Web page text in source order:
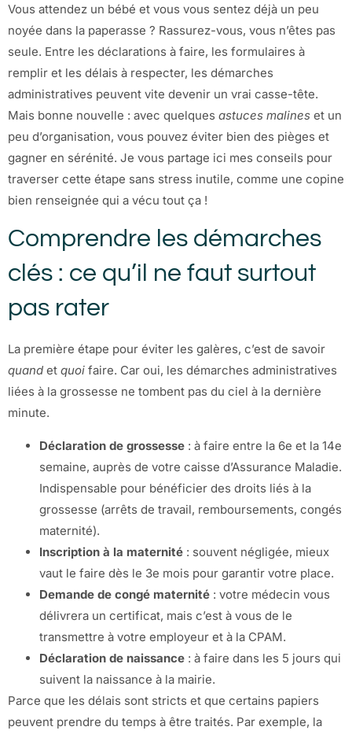
Vous attendez un bébé et vous vous sentez déjà un peu
noyée dans la paperasse ? Rassurez-vous, vous n’êtes pas
seule. Entre les déclarations à faire, les formulaires à
remplir et les délais à respecter, les démarches
administratives peuvent vite devenir un vrai casse-tête.
Mais bonne nouvelle : avec quelques astuces malines et un
peu d’organisation, vous pouvez éviter bien des pièges et
gagner en sérénité. Je vous partage ici mes conseils pour
traverser cette étape sans stress inutile, comme une copine
bien renseignée qui a vécu tout ça !
Comprendre les démarches
clés : ce qu’il ne faut surtout
pas rater
La première étape pour éviter les galères, c’est de savoir
quand et quoi faire. Car oui, les démarches administratives
liées à la grossesse ne tombent pas du ciel à la dernière
minute.
Déclaration de grossesse : à faire entre la 6e et la 14e
semaine, auprès de votre caisse d’Assurance Maladie.
Indispensable pour bénéficier des droits liés à la
grossesse (arrêts de travail, remboursements, congés
maternité).
Inscription à la maternité : souvent négligée, mieux
vaut le faire dès le 3e mois pour garantir votre place.
Demande de congé maternité : votre médecin vous
délivrera un certificat, mais c’est à vous de le
transmettre à votre employeur et à la CPAM.
Déclaration de naissance : à faire dans les 5 jours qui
suivent la naissance à la mairie.
Parce que les délais sont stricts et que certains papiers
peuvent prendre du temps à être traités. Par exemple, la